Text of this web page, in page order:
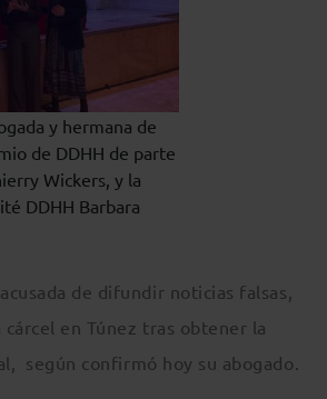
y hermana de
de DDHH de parte
Wickers, y la
DDHH Barbara
de difundir noticias falsas,
cárcel en Túnez tras obtener la
según confirmó hoy su abogado.